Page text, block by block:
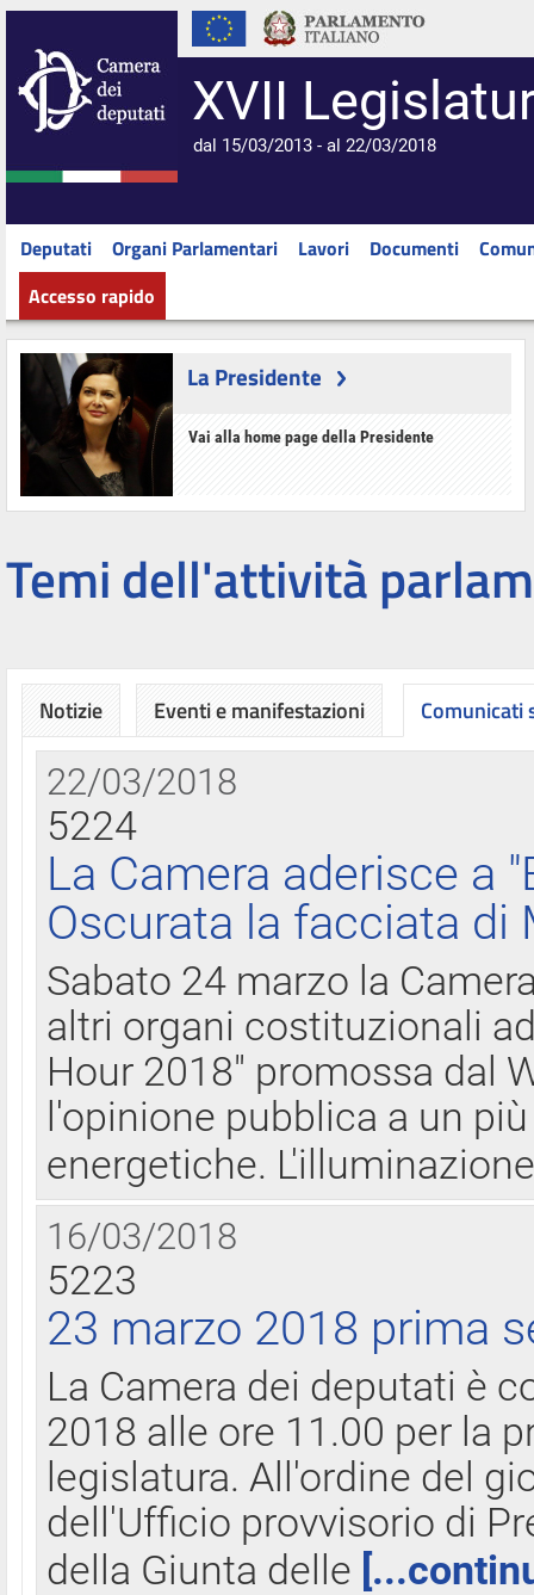
XVII
dal 15/03/2013 - al 22/03/2018
Deputati Organi Parlamentari Lavori Documenti
Accesso rapido
La Presidente
Vai alla home page della Presidente
Temi dell'attività
Notizie Eventi e manifestazioni Comunicati
22/03/2018
5224
La Camera aderisce a
Oscurata la facciata di
Sabato 24 marzo la
altri organi costituzionali
Hour 2018" promossa dal
l'opinione pubblica a un
energetiche.
16/03/2018
5223
23 marzo 2018 prima
La Camera dei deputati è
2018 alle ore 11.00 per la
legislatura. All'ordine del
dell'Ufficio provvisorio di
della Giunta delle